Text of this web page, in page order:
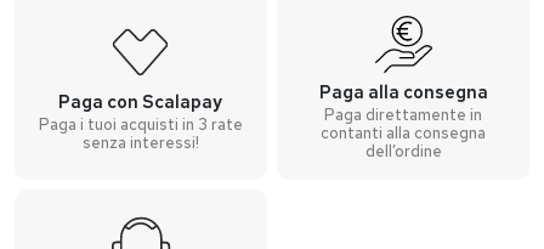
Paga con Scalapay
Paga i tuoi acquisti in 3 rate
senza interessi!
Paga alla consegna
Paga direttamente in
contanti alla consegna
dell’ordine